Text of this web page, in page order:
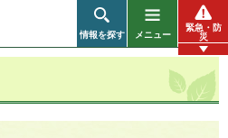
情報を探す メニュー
緊急・防
災